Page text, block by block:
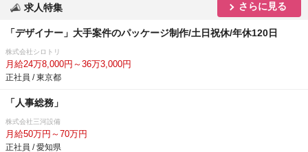
求人特集 さらに見る
「デザイナー」大手案件のパッケージ制作/土日祝休/年休120日
株式会社シロトリ
月給24万8,000円～36万3,000円
正社員 / 東京都
「人事総務」
株式会社三河設備
月給50万円～70万円
正社員 / 愛知県